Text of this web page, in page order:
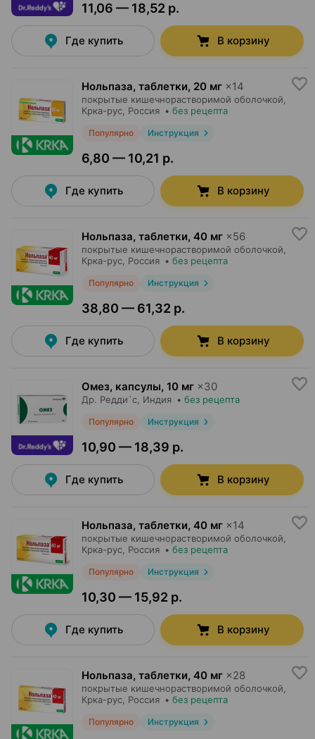
11,06 — 18,52 р.
Где купить В корзину
Нольпаза, таблетки, 20 мг ×14
покрытые кишечнорастворимой оболочкой,
Крка-рус , Россия • без рецепта
Популярно Инструкция
6,80 — 10,21 р.
Где купить В корзину
Нольпаза, таблетки, 40 мг ×56
покрытые кишечнорастворимой оболочкой,
Крка-рус , Россия • без рецепта
Популярно Инструкция
38,80 — 61,32 р.
Где купить В корзину
Омез, капсулы, 10 мг ×30
Др. Редди`с , Индия • без рецепта
Популярно Инструкция
10,90 — 18,39 р.
Где купить В корзину
Нольпаза, таблетки, 40 мг ×14
покрытые кишечнорастворимой оболочкой,
Крка-рус , Россия • без рецепта
Популярно Инструкция
10,30 — 15,92 р.
Где купить В корзину
Нольпаза, таблетки, 40 мг ×28
покрытые кишечнорастворимой оболочкой,
Крка-рус , Россия • без рецепта
Популярно Инструкция